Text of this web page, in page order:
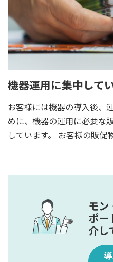
機器運用に集中して
お客様には機器の導入後、
めに、機器の運用に必要な
しています。 お客様の販促
モン
ポー
介し